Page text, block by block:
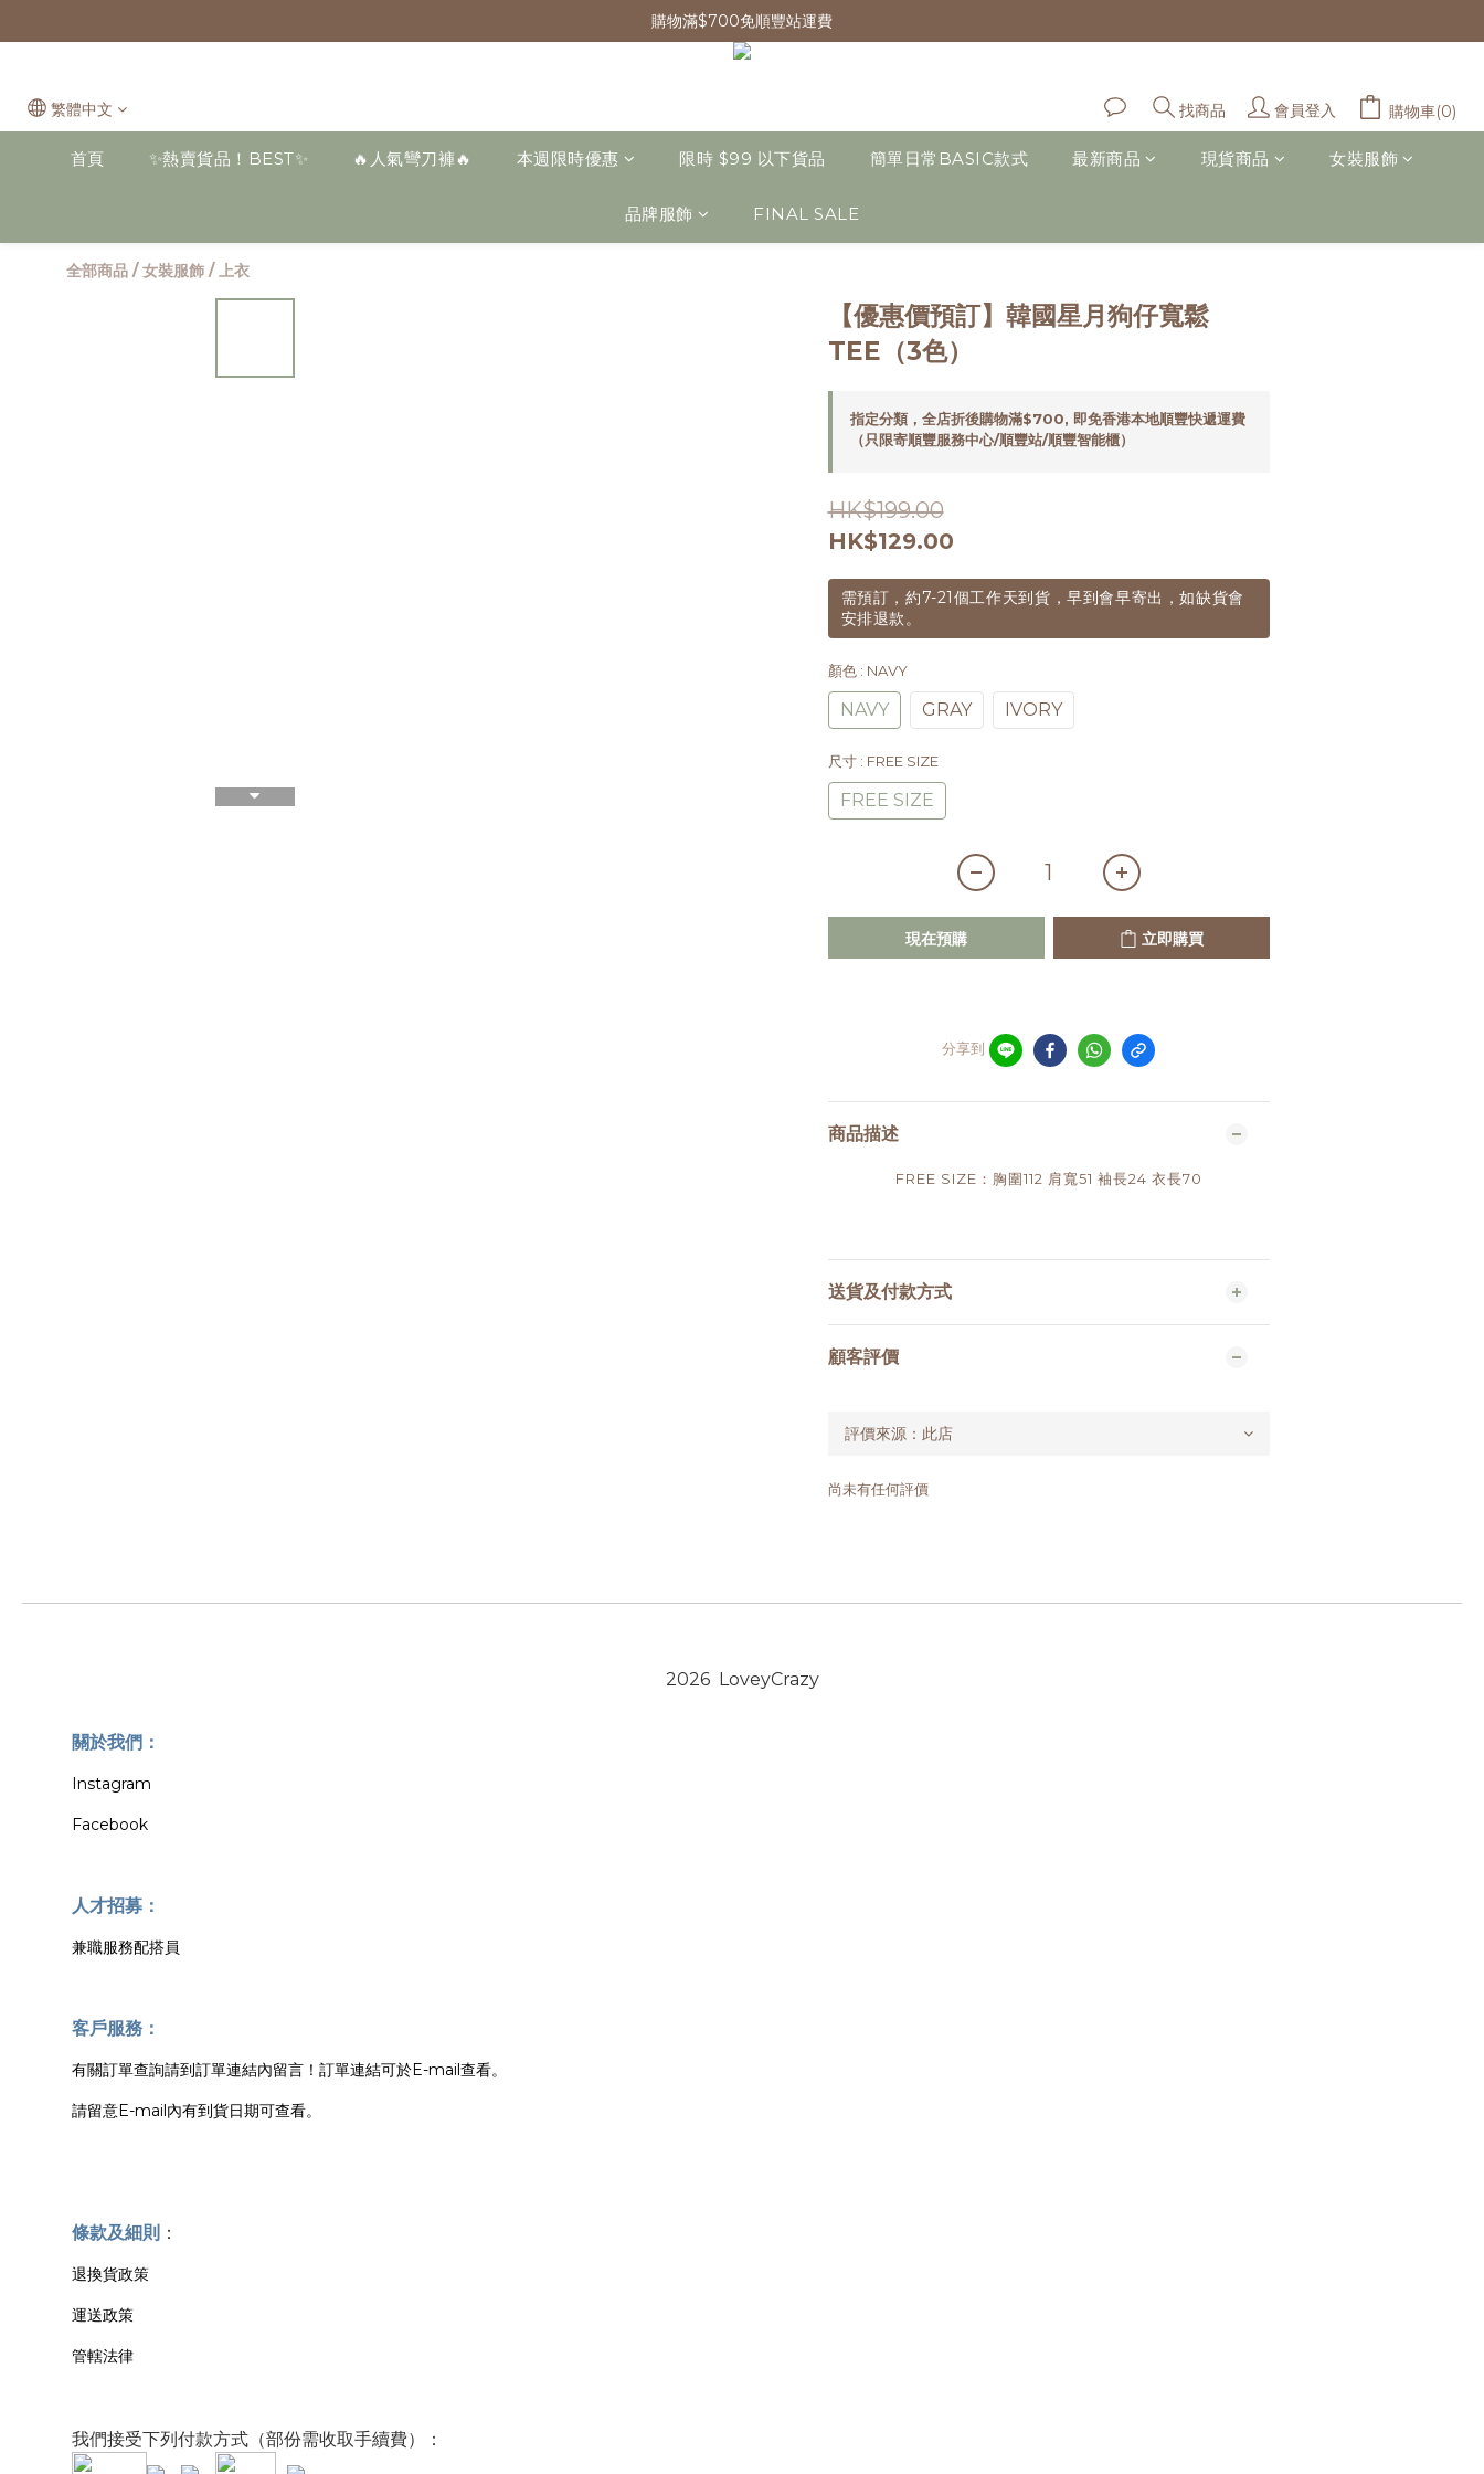
購物滿$700免順豐站運費
繁體中文 找商品 會員登入 購物車(0)
首頁 ✨熱賣貨品！BEST✨ 🔥人氣彎刀褲🔥 本週限時優惠 限時 $99 以下貨品 簡單日常BASIC款式 最新商品 現貨商品 女裝服飾
品牌服飾 FINAL SALE
全部商品 /女裝服飾 /上衣
【優惠價預訂】韓國星月狗仔寬鬆
TEE（3色）
指定分類，全店折後購物滿$700, 即免香港本地順豐快遞運費
（只限寄順豐服務中心/順豐站/順豐智能櫃）
HK$199.00
HK$129.00
需預訂，約7-21個工作天到貨，早到會早寄出，如缺貨會
安排退款。
顏色 : NAVY
NAVY GRAY IVORY
尺寸 : FREE SIZE
FREE SIZE
現在預購 立即購買
分享到
商品描述
FREE SIZE：胸圍112 肩寬51 袖長24 衣長70
送貨及付款方式
顧客評價
尚未有任何評價
2026 LoveyCrazy
關於我們：
Instagram
Facebook
人才招募：
兼職服務配搭員
客戶服務：
有關訂單查詢請到訂單連結內留言！訂單連結可於E-mail查看。
請留意E-mail內有到貨日期可查看。
條款及細則 ：
退換貨政策
運送政策
管轄法律
我們接受下列付款方式（部份需收取手續費）：